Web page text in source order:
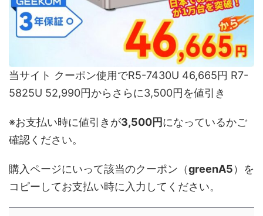
当サイト クーポン使用でR5-7430U 46,665円 R7-
5825U 52,990円からさらに3,500円を値引き
※お支払い時に値引きが3,500円になっているかご
確認ください。
購入ページにいって該当のクーポン（greenA5）を
コピーしてお支払い時に入力してください。